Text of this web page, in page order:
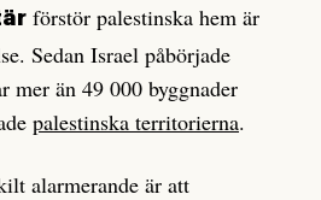
förstör palestinska hem är
Sedan Israel påbörjade
mer än 49 000 byggnader
palestinska territorierna.
alarmerande är att